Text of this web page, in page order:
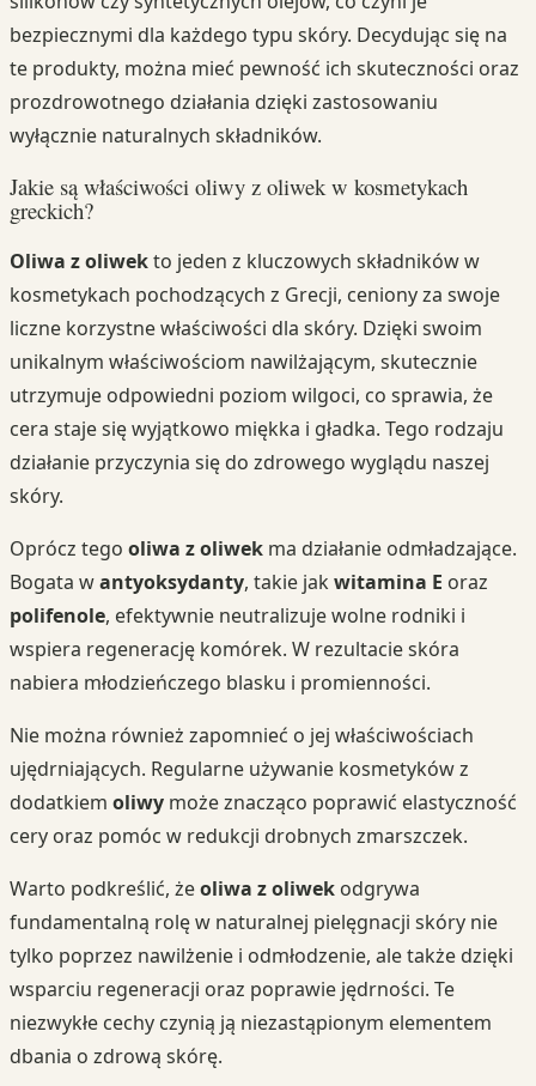
bezpiecznymi dla każdego typu skóry. Decydując się na
te produkty, można mieć pewność ich skuteczności oraz
prozdrowotnego działania dzięki zastosowaniu
wyłącznie naturalnych składników.
Jakie są właściwości oliwy z oliwek w kosmetykach
greckich?
Oliwa z oliwekto jeden z kluczowych składników w
kosmetykach pochodzących z Grecji, ceniony za swoje
liczne korzystne właściwości dla skóry. Dzięki swoim
unikalnym właściwościom nawilżającym, skutecznie
utrzymuje odpowiedni poziom wilgoci, co sprawia, że
cera staje się wyjątkowo miękka i gładka. Tego rodzaju
działanie przyczynia się do zdrowego wyglądu naszej
skóry.
Oprócz tego oliwa z oliwek ma działanie odmładzające.
Bogata wantyoksydanty, takie jak witamina E oraz
polifenole, efektywnie neutralizuje wolne rodniki i
wspiera regenerację komórek. W rezultacie skóra
nabiera młodzieńczego blasku i promienności.
Nie można również zapomnieć o jej właściwościach
ujędrniających. Regularne używanie kosmetyków z
dodatkiem oliwy może znacząco poprawić elastyczność
cery oraz pomóc w redukcji drobnych zmarszczek.
Warto podkreślić, żeoliwa z oliwek odgrywa
fundamentalną rolę w naturalnej pielęgnacji skóry nie
tylko poprzez nawilżenie i odmłodzenie, ale także dzięki
wsparciu regeneracji oraz poprawie jędrności. Te
niezwykłe cechy czynią ją niezastąpionym elementem
dbania o zdrową skórę.